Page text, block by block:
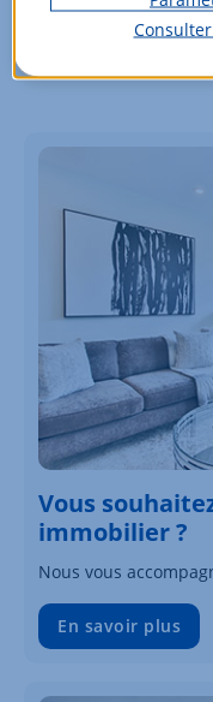
Vous
immobilier ?
Nous vous
En savoir plus